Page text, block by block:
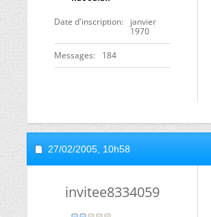
Date d'inscription
janvier
1970
Messages 184
27/02/2005, 10h58
invitee8334059